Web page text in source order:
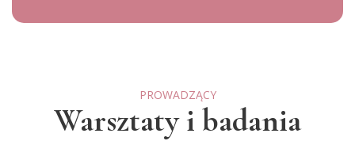
PROWADZĄCY
Warsztaty i badania